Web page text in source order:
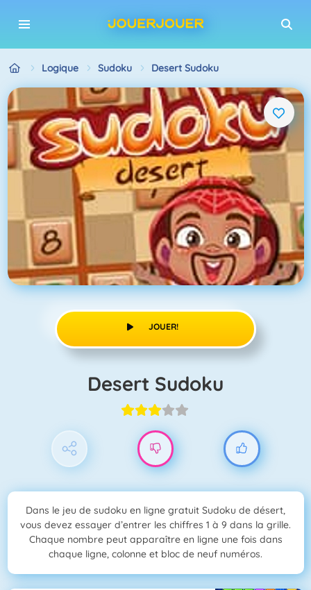
Logique Sudoku Desert Sudoku
JOUER!
Desert Sudoku
Dans le jeu de sudoku en ligne gratuit Sudoku de désert,
vous devez essayer d’entrer les chiffres 1 à 9 dans la grille.
Chaque nombre peut apparaître en ligne une fois dans
chaque ligne, colonne et bloc de neuf numéros.